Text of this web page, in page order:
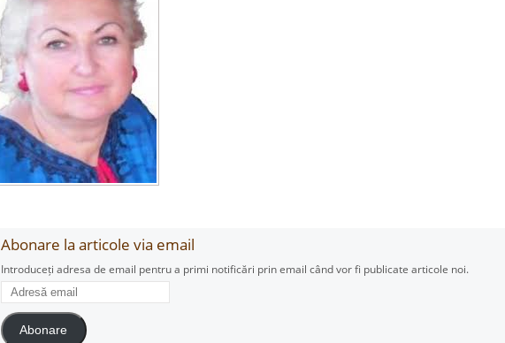
Abonare la articole via email
Introduceți adresa de email pentru a primi notificări prin email când vor fi publicate articole noi.
Adresă
email
Abonare